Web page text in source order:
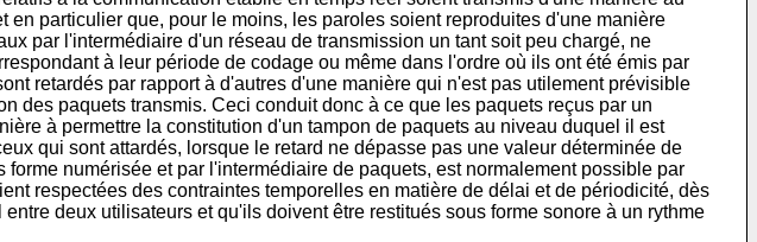
particulier que, pour le moins, les paroles soient reproduites d'une manière
par l'intermédiaire d'un réseau de transmission un tant soit peu chargé, ne
à leur période de codage ou même dans l'ordre où ils ont été émis par
retardés par rapport à d'autres d'une manière qui n'est pas utilement prévisible
des paquets transmis. Ceci conduit donc à ce que les paquets reçus par un
à permettre la constitution d'un tampon de paquets au niveau duquel il est
qui sont attardés, lorsque le retard ne dépasse pas une valeur déterminée de
numérisée et par l'intermédiaire de paquets, est normalement possible par
respectées des contraintes temporelles en matière de délai et de périodicité, dès
deux utilisateurs et qu'ils doivent être restitués sous forme sonore à un rythme